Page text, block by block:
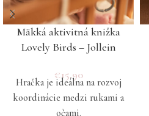
Mäkká aktivitná knižka
Lovely Birds – Jollein
€15.90
Hračka je ideálna na rozvoj
koordinácie medzi rukami a
očami.